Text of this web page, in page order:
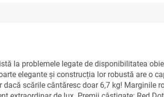
la problemele legate de disponibilitatea
elegante și construcția lor robustă are o
scările cântăresc doar 6,7 kg! Marginile